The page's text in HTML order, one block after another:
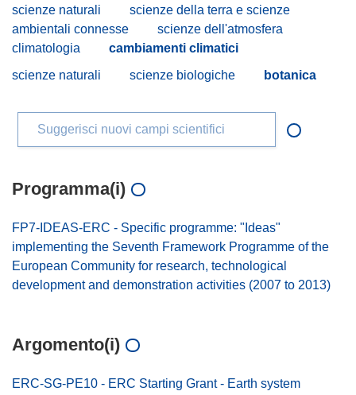
scienze naturali
scienze della terra e scienze
ambientali connesse
scienze dell'atmosfera
climatologia
cambiamenti climatici
scienze naturali
scienze biologiche botanica
Suggerisci nuovi campi scientifici
Programma(i)
FP7-IDEAS-ERC - Specific programme: "Ideas"
implementing the Seventh Framework Programme of the
European Community for research, technological
development and demonstration activities (2007 to 2013)
Argomento(i)
ERC-SG-PE10 - ERC Starting Grant - Earth system